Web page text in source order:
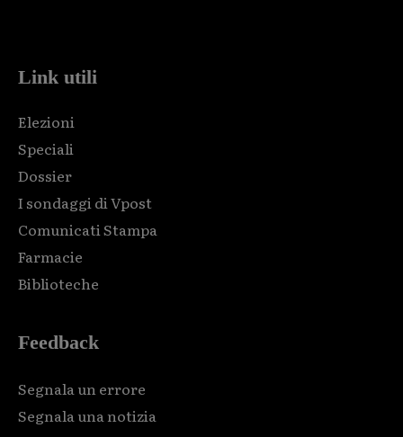
Link utili
Elezioni
Speciali
Dossier
I sondaggi di Vpost
Comunicati Stampa
Farmacie
Biblioteche
Feedback
Segnala un errore
Segnala una notizia